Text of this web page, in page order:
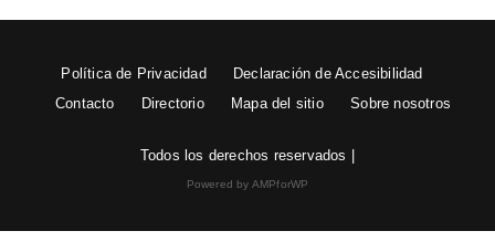
Política de Privacidad
Declaración de Accesibilidad
Contacto
Directorio Mapa del sitio Sobre nosotros
Todos los derechos reservados |
Powered by AMPforWP